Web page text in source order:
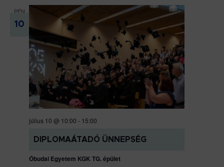
PÉN
10
július 10 @ 10:00 - 15:00
DIPLOMAÁTADÓ ÜNNEPSÉG
Óbudai Egyetem KGK TG. épület